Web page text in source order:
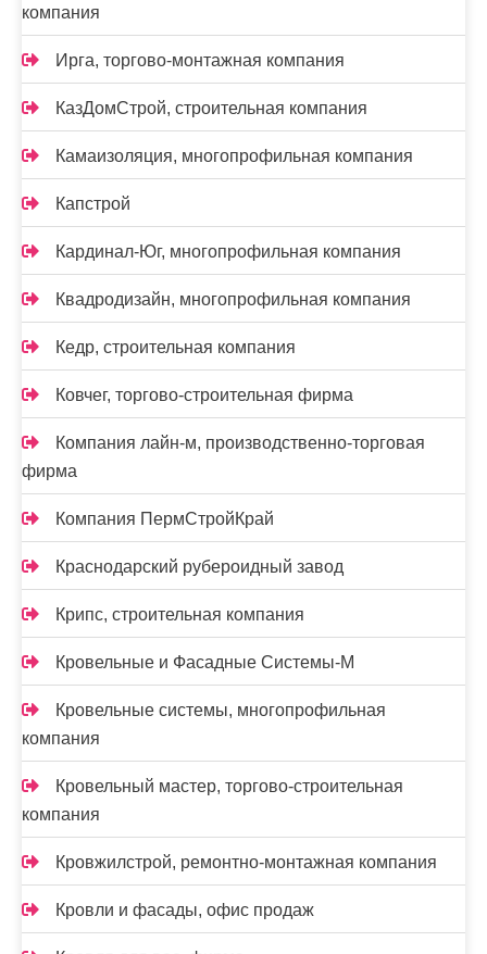
компания
Ирга, торгово-монтажная компания
КазДомСтрой, строительная компания
Камаизоляция, многопрофильная компания
Капстрой
Кардинал-Юг, многопрофильная компания
Квадродизайн, многопрофильная компания
Кедр, строительная компания
Ковчег, торгово-строительная фирма
Компания лайн-м, производственно-торговая
фирма
Компания ПермСтройКрай
Краснодарский рубероидный завод
Крипс, строительная компания
Кровельные и Фасадные Системы-М
Кровельные системы, многопрофильная
компания
Кровельный мастер, торгово-строительная
компания
Кровжилстрой, ремонтно-монтажная компания
Кровли и фасады, офис продаж